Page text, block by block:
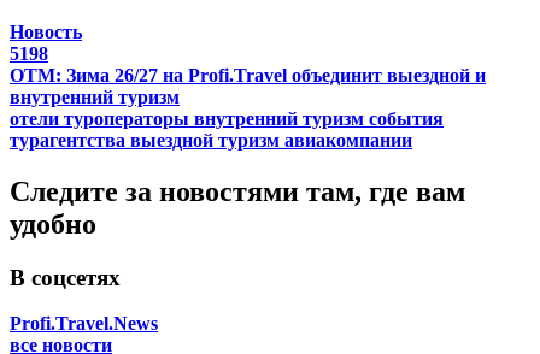
Новость
5198
ОТМ: Зима 26/27 на Profi.Travel объединит выездной и
внутренний туризм
отели туроператоры внутренний туризм события
турагентства выездной туризм авиакомпании
Следите за новостями там, где вам
удобно
В соцсетях
Profi.Travel.News
все новости